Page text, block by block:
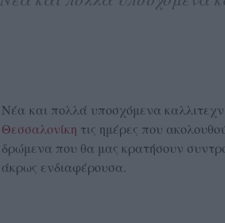
Νέα και πολλά υποσχόμενα
Θεσσαλονίκη τις ημέρες που
δρώμενα που θα μας κρατήσουν
άκρως ενδιαφέρουσα.